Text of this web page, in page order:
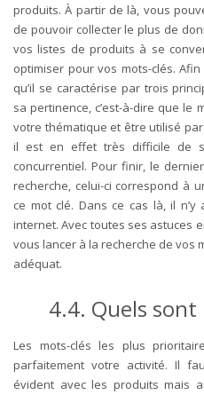
produits. À partir de là, vous
de pouvoir collecter le plus de
vos listes de produits à se
optimiser pour vos mots-clés.
qu’il se caractérise par trois
sa pertinence, c’est-à-dire que le
votre thématique et être utilisé
il est en effet très difficile de
concurrentiel. Pour finir, le
recherche, celui-ci correspond à
ce mot clé. Dans ce cas là, il
internet. Avec toutes ses astuces
vous lancer à la recherche de vos
adéquat.
4.4. Quels sont
Les mots-clés les plus
parfaitement votre activité. Il
évident avec les produits mais